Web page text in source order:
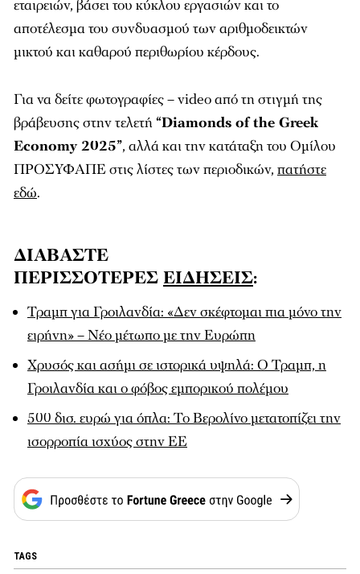
εταιρειών, βάσει του κύκλου εργασιών και το
αποτέλεσμα του συνδυασμού των αριθμοδεικτών
μικτού και καθαρού περιθωρίου κέρδους.
Για να δείτε φωτογραφίες – video από τη στιγμή της
βράβευσης στην τελετή“Diamonds of the Greek
Economy 2025”, αλλά και την κατάταξη του Oμίλου
ΠΡΟΣΥΦΑΠΕ στις λίστες των περιοδικών, πατήστε
εδώ.
ΔΙΑΒΑΣΤΕ
ΠΕΡΙΣΣΟΤΕΡΕΣ ΕΙΔΗΣΕΙΣ:
Τραμπ για Γροιλανδία: «Δεν σκέφτομαι πια μόνο την
ειρήνη» – Νέο μέτωπο με την Ευρώπη
Χρυσός και ασήμι σε ιστορικά υψηλά: Ο Τραμπ, η
Γροιλανδία και ο φόβος εμπορικού πολέμου
500 δισ. ευρώ για όπλα: Το Βερολίνο μετατοπίζει την
ισορροπία ισχύος στην ΕΕ
TAGS